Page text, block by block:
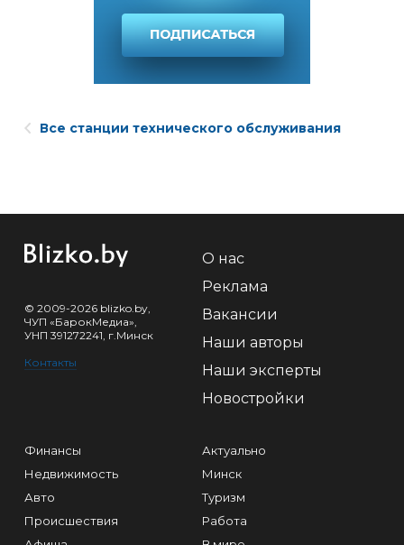
Все станции технического обслуживания
© 2009-2026 blizko.by,
ЧУП «БарокМедиа»,
УНП 391272241, г.Минск
Контакты
О нас
Реклама
Вакансии
Наши авторы
Наши эксперты
Новостройки
Финансы
Недвижимость
Авто
Происшествия
Актуально
Минск
Туризм
Работа